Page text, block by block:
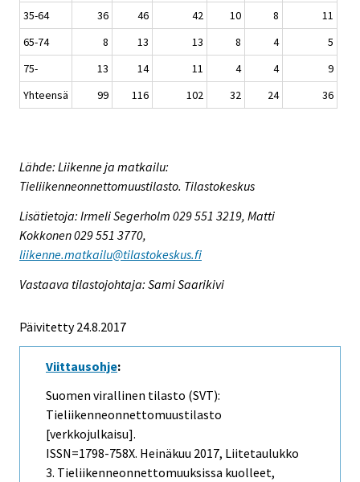
35-64
36 46 42 10 8
11
65-74
8 13 13 8 4
5
75-
13 14 11 4 4
9
Yhteensä
99 116 102 32 24 36
Lähde: Liikenne ja matkailu:
Tieliikenneonnettomuustilasto. Tilastokeskus
Lisätietoja: Irmeli Segerholm 029 551 3219, Matti
Kokkonen 029 551 3770,
liikenne.matkailu@tilastokeskus.fi
Vastaava tilastojohtaja: Sami Saarikivi
Päivitetty 24.8.2017
Viittausohje:
Suomen virallinen tilasto (SVT):
Tieliikenneonnettomuustilasto
[verkkojulkaisu].
ISSN=1798-758X. Heinäkuu 2017, Liitetaulukko
3. Tieliikenneonnettomuuksissa kuolleet,